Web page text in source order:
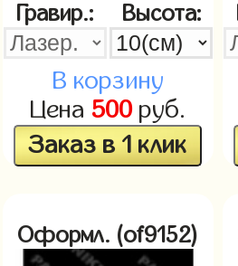
Гравир.: Высота:
В корзину
Цена 500руб.
Заказ в 1 клик
Оформл. (of9152)